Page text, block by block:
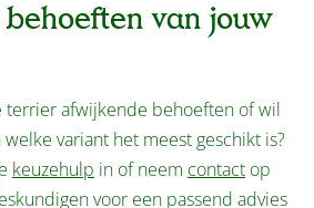
van jouw
terrier afwijkende behoeften of wil
variant het meest geschikt is?
keuzehulp in of neem contact op
voor een passend advies